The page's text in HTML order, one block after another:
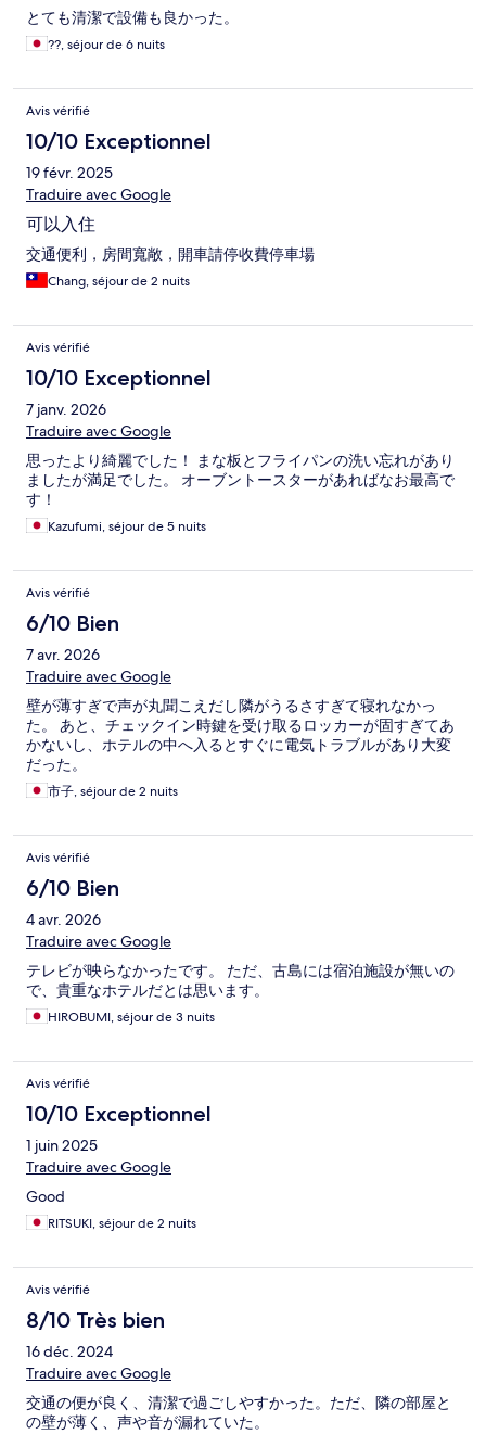
とても清潔で設備も良かった。
??, séjour de 6 nuits
Avis vérifié
10/10 Exceptionnel
19 févr. 2025
Traduire avec Google
可以入住
交通便利，房間寬敞，開車請停收費停車場
Chang, séjour de 2 nuits
Avis vérifié
10/10 Exceptionnel
7 janv. 2026
Traduire avec Google
思ったより綺麗でした！ まな板とフライパンの洗い忘れがあり
ましたが満足でした。 オーブントースターがあればなお最高で
す！
Kazufumi, séjour de 5 nuits
Avis vérifié
6/10 Bien
7 avr. 2026
Traduire avec Google
壁が薄すぎで声が丸聞こえだし隣がうるさすぎて寝れなかっ
た。 あと、チェックイン時鍵を受け取るロッカーが固すぎてあ
かないし、ホテルの中へ入るとすぐに電気トラブルがあり大変
だった。
市子, séjour de 2 nuits
Avis vérifié
6/10 Bien
4 avr. 2026
Traduire avec Google
テレビが映らなかったです。 ただ、古島には宿泊施設が無いの
で、貴重なホテルだとは思います。
HIROBUMI, séjour de 3 nuits
Avis vérifié
10/10 Exceptionnel
1 juin 2025
Traduire avec Google
Good
RITSUKI, séjour de 2 nuits
Avis vérifié
8/10 Très bien
16 déc. 2024
Traduire avec Google
交通の便が良く、清潔で過ごしやすかった。ただ、隣の部屋と
の壁が薄く、声や音が漏れていた。